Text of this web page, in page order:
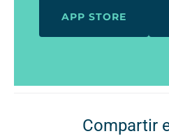
APP STORE
Compartir